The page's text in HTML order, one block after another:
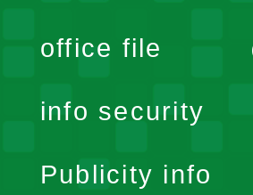
office file
info security
Publicity info